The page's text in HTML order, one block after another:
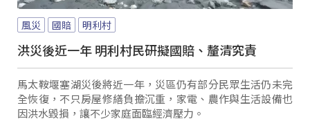
風災 國賠 明利村
洪災後近一年 明利村民研擬國賠、釐清究責
馬太鞍堰塞湖災後將近一年，災區仍有部分民眾生活仍未完
全恢復，不只房屋修繕負擔沉重，家電、農作與生活設備也
因洪水毀損，讓不少家庭面臨經濟壓力。